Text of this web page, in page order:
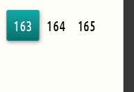
163 164
165